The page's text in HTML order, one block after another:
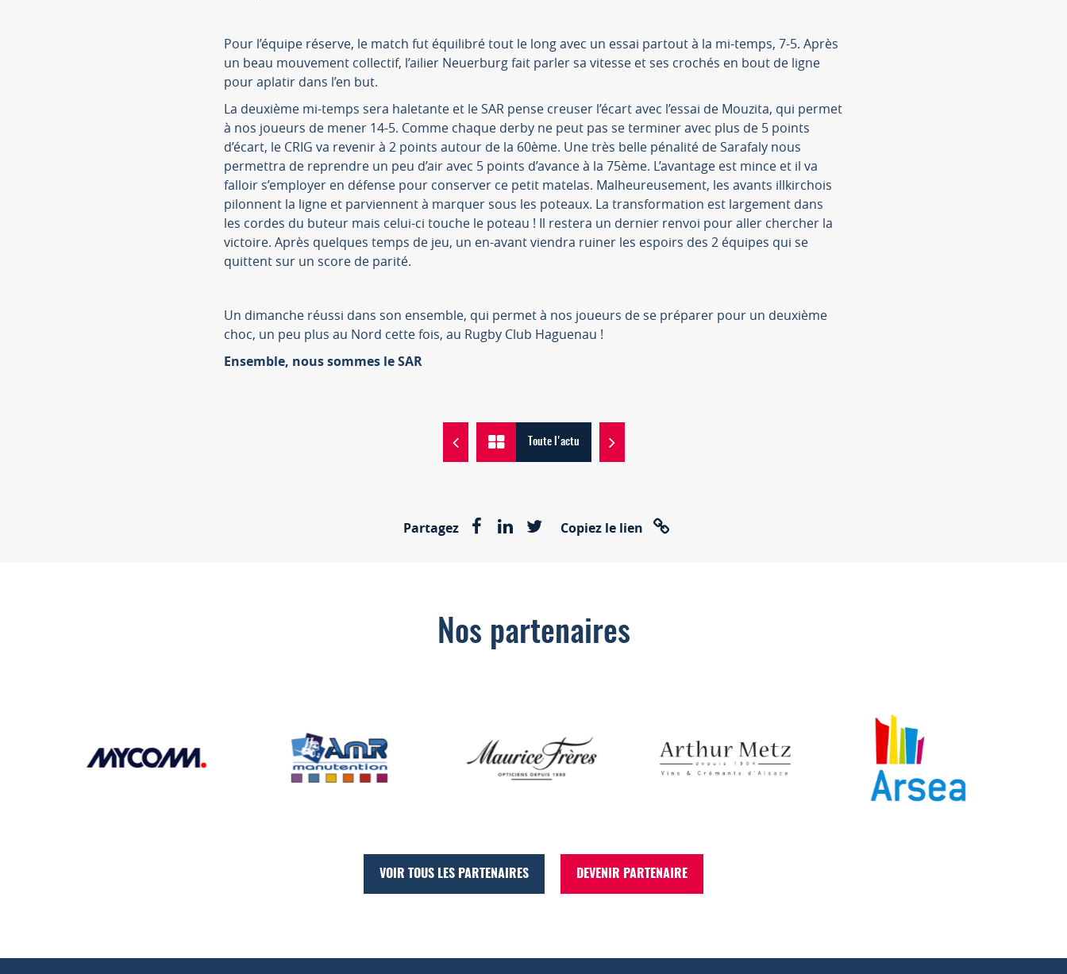
Pour l’équipe réserve, le match fut équilibré tout le long avec un essai partout à la mi-temps, 7-5. Après
un beau mouvement collectif, l’ailier Neuerburg fait parler sa vitesse et ses crochés en bout de ligne
pour aplatir dans l’en but.
La deuxième mi-temps sera haletante et le SAR pense creuser l’écart avec l’essai de Mouzita, qui permet
à nos joueurs de mener 14-5. Comme chaque derby ne peut pas se terminer avec plus de 5 points
d’écart, le CRIG va revenir à 2 points autour de la 60ème. Une très belle pénalité de Sarafaly nous
permettra de reprendre un peu d’air avec 5 points d’avance à la 75ème. L’avantage est mince et il va
falloir s’employer en défense pour conserver ce petit matelas. Malheureusement, les avants illkirchois
pilonnent la ligne et parviennent à marquer sous les poteaux. La transformation est largement dans
les cordes du buteur mais celui-ci touche le poteau ! Il restera un dernier renvoi pour aller chercher la
victoire. Après quelques temps de jeu, un en-avant viendra ruiner les espoirs des 2 équipes qui se
quittent sur un score de parité.
Un dimanche réussi dans son ensemble, qui permet à nos joueurs de se préparer pour un deuxième
choc, un peu plus au Nord cette fois, au Rugby Club Haguenau !
Ensemble, nous sommes le SAR
Toute l'actu
Partagez Copiez le lien
Nos partenaires
VOIR TOUS LES PARTENAIRES DEVENIR PARTENAIRE